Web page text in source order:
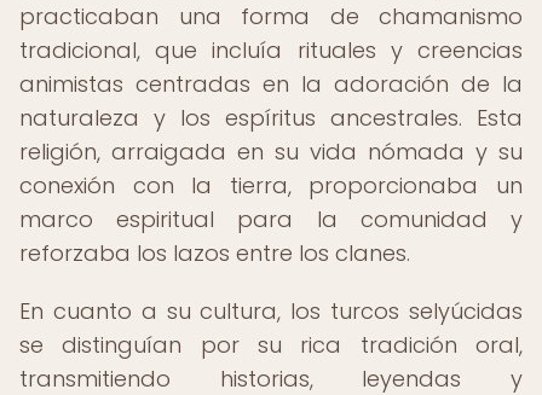
practicaban una forma de chamanismo
tradicional, que incluía rituales y creencias
animistas centradas en la adoración de la
naturaleza y los espíritus ancestrales. Esta
religión, arraigada en su vida nómada y su
conexión con la tierra, proporcionaba un
marco espiritual para la comunidad y
reforzaba los lazos entre los clanes.
En cuanto a su cultura, los turcos selyúcidas
se distinguían por su rica tradición oral,
transmitiendo historias, leyendas y